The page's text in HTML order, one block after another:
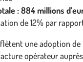
: 884 millions
de 12% par
une adoption de
opérateur